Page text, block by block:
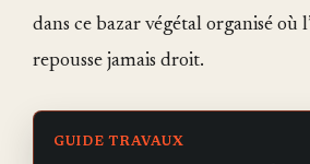
dans ce bazar végétal organisé où
repousse jamais droit.
GUIDE TRAVAUX